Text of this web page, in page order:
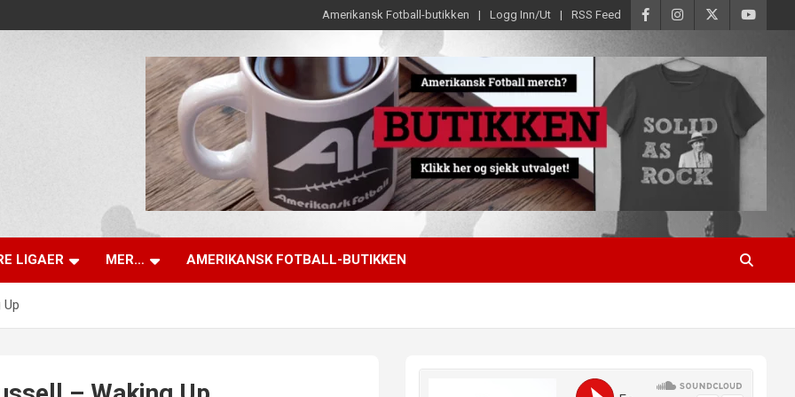
Amerikansk Fotball-butikken Logg Inn/Ut RSS Feed
LIGAER MER… AMERIKANSK FOTBALL-BUTIKKEN